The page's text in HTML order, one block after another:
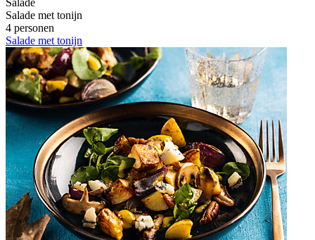
Salade met tonijn
4 personen
Salade met tonijn